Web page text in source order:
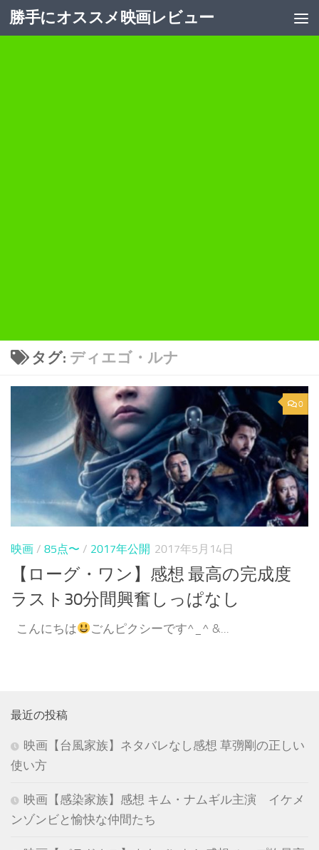
コンテンツへスキップ
勝手にオススメ映画レビュー
タグ: ディエゴ・ルナ
0
映画 / 85点〜 / 2017年公開 2017年5月14日
【ローグ・ワン】感想 最高の完成度
ラスト30分間興奮しっぱなし
こんにちは ごんピクシーです^_^ &...
最近の投稿
映画【台風家族】ネタバレなし感想 草彅剛の正しい
使い方
映画【感染家族】感想 キム・ナムギル主演 イケメ
ンゾンビと愉快な仲間たち